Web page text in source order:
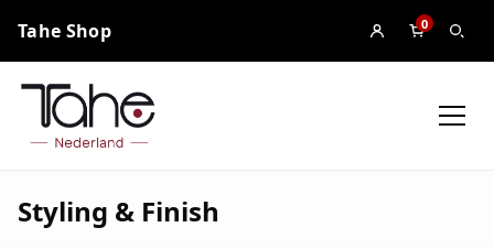
Tahe Shop 0
Styling & Finish